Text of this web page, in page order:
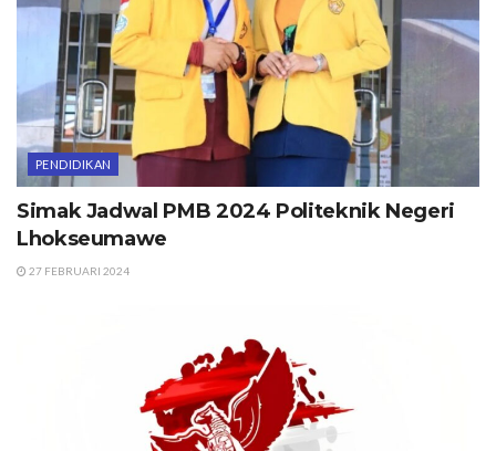
PENDIDIKAN
Simak Jadwal PMB 2024 Politeknik Negeri
Lhokseumawe
27 FEBRUARI 2024